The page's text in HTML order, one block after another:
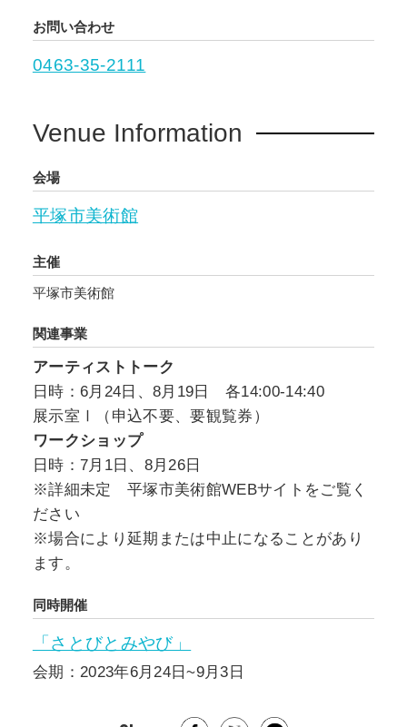
も目を向けるきっかけとなりますと幸いです。
お問い合わせ
0463-35-2111
Venue Information
会場
平塚市美術館
主催
平塚市美術館
関連事業
アーティストトーク
日時：6月24日、8月19日 各14:00-14:40
展示室Ⅰ（申込不要、要観覧券）
ワークショップ
日時：7月1日、8月26日
※詳細未定 平塚市美術館WEBサイトをご覧く
ださい
※場合により延期または中止になることがあり
ます。
同時開催
「さとびとみやび」
会期：2023年6月24日~9月3日